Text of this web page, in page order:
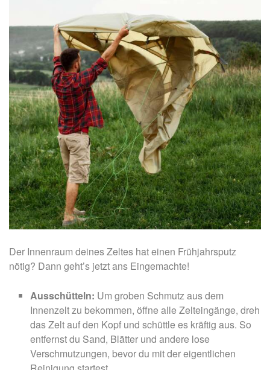
Der Innenraum deines Zeltes hat einen Frühjahrsputz
nötig? Dann geht’s jetzt ans Eingemachte!
Ausschütteln: Um groben Schmutz aus dem
Innenzelt zu bekommen, öffne alle Zelteingänge, dreh
das Zelt auf den Kopf und schüttle es kräftig aus. So
entfernst du Sand, Blätter und andere lose
Verschmutzungen, bevor du mit der eigentlichen